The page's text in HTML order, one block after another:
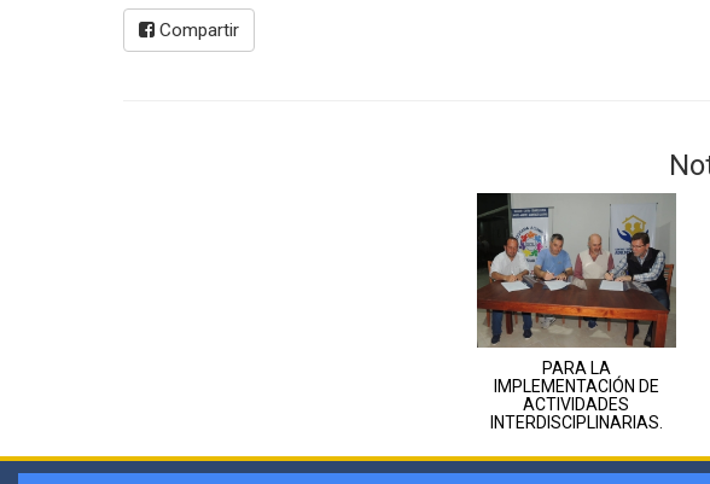
Compartir
PARA LA
IMPLEMENTACIÓN DE
ACTIVIDADES
INTERDISCIPLINARIAS.